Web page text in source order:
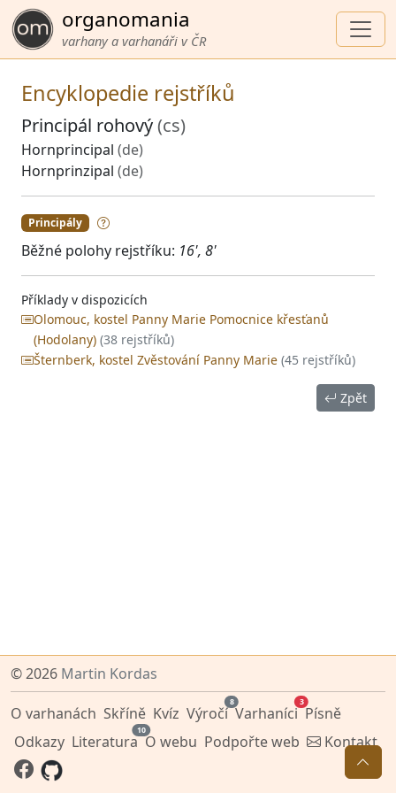
organomania
varhany a varhanáři v ČR
Encyklopedie rejstříků
Principál rohový(cs)
Hornprincipal (de)
Hornprinzipal (de)
Principály
Běžné polohy rejstříku: 16', 8'
Příklady v dispozicích
Olomouc, kostel Panny Marie Pomocnice křesťanů
(Hodolany) (38 rejstříků)
Šternberk, kostel Zvěstování Panny Marie (45 rejstříků)
Zpět
© 2026 Martin Kordas
O varhanách Skříně Kvíz Výročí
8
Varhaníci
3
Písně
Odkazy Literatura
10
O webu Podpořte web Kontakt